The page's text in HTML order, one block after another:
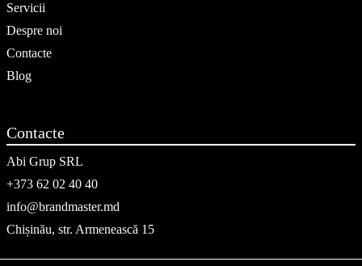
Servicii
Despre noi
Contacte
Blog
Contacte
Abi Grup SRL
+373 62 02 40 40
info@brandmaster.md
Chișinău, str. Armenească 15